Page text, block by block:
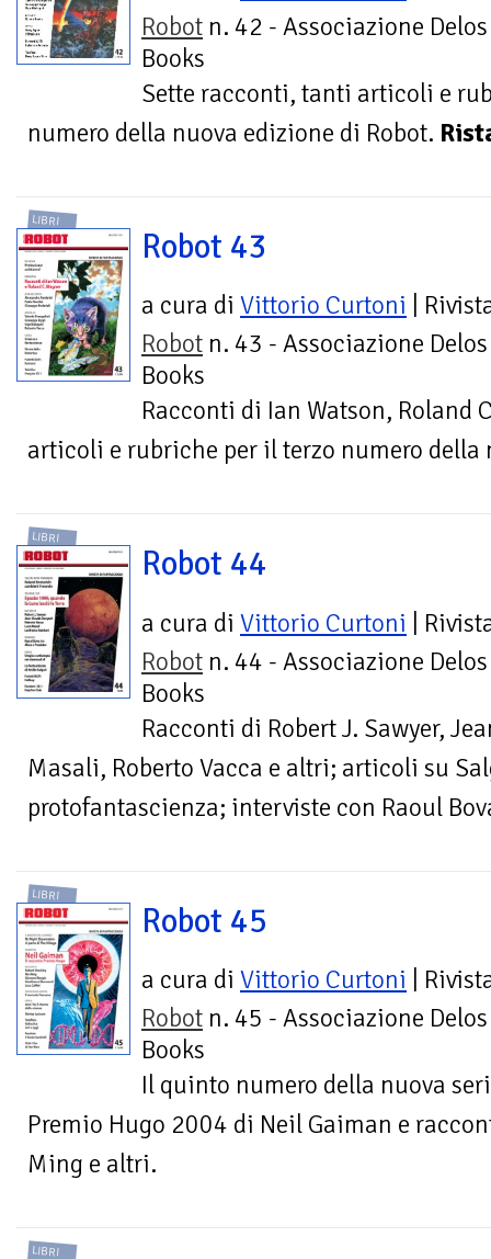
Robot n. 42 - Associazione Delos
Books
Sette racconti, tanti articoli e
numero della nuova edizione di Robot.
LIBRI
Robot 43
a cura di Vittorio Curtoni |
Robot n. 43 - Associazione Delos
Books
Racconti di Ian Watson, Roland
articoli e rubriche per il terzo numero della
LIBRI
Robot 44
a cura di Vittorio Curtoni |
Robot n. 44 - Associazione Delos
Books
Racconti di Robert J. Sawyer,
Masali, Roberto Vacca e altri; articoli su
protofantascienza; interviste con Raoul
LIBRI
Robot 45
a cura di Vittorio Curtoni |
Robot n. 45 - Associazione Delos
Books
Il quinto numero della nuova
Premio Hugo 2004 di Neil Gaiman e
Ming e altri.
LIBRI